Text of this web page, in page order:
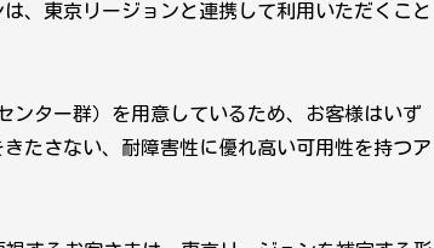
、東京リージョンと連携して利用いただくこと
ンター群）を用意しているため、お客様はいず
たさない、耐障害性に優れ高い可用性を持つア